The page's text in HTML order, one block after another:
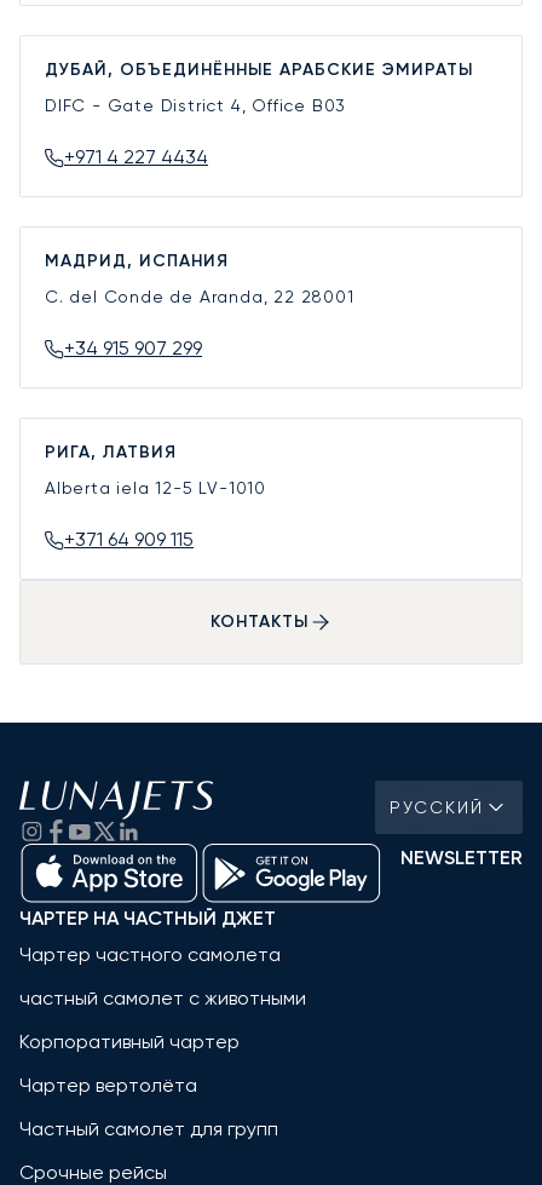
ДУБАЙ, ОБЪЕДИНЁННЫЕ АРАБСКИЕ ЭМИРАТЫ
DIFC - Gate District 4, Office B03
+971 4 227 4434
МАДРИД, ИСПАНИЯ
C. del Conde de Aranda, 22 28001
+34 915 907 299
РИГА, ЛАТВИЯ
Alberta iela 12-5 LV-1010
+371 64 909 115
КОНТАКТЫ
РУССКИЙ
NEWSLETTER
ЧАРТЕР НА ЧАСТНЫЙ ДЖЕТ
Чартер частного самолета
частный самолет с животными
Корпоративный чартер
Чартер вертолёта
Частный самолет для групп
Срочные рейсы